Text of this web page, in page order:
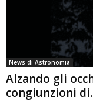
News di Astronomia
Alzando gli
congiunzioni